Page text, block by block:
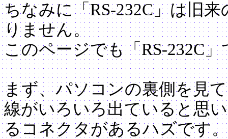
ちなみに「RS-232C」は旧
りません。
このページでも「RS-232C
まず、パソコンの裏側を見
線がいろいろ出ていると思
るコネクタがあるハズです。